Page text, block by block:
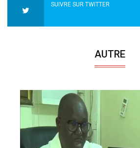
SUIVRE SUR TWITTER
AUTRE